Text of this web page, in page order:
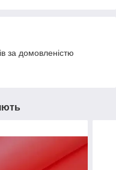
за домовленістю